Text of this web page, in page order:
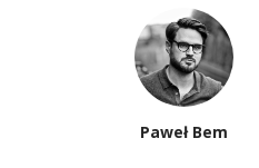
Paweł Bem